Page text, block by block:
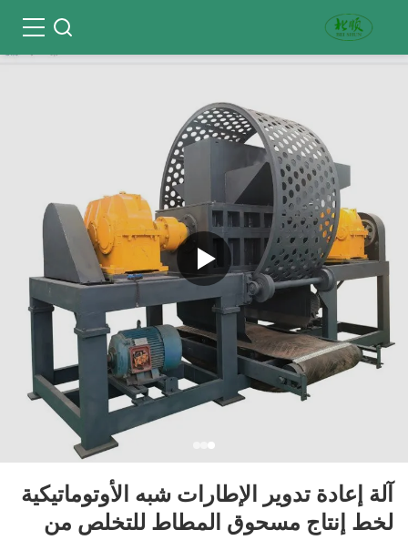
آلة إعادة تدوير الإطارات شبه الأوتوماتيكية
لخط إنتاج مسحوق المطاط للتخلص من